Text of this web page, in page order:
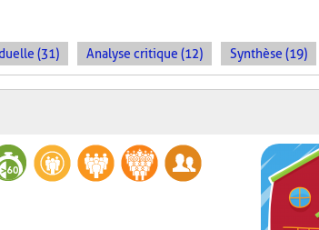
(31) Analyse critique (12) Synthèse (19)